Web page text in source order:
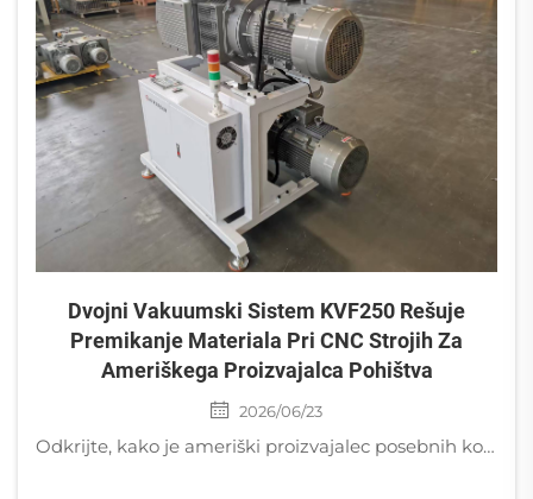
Dvojni Vakuumski Sistem KVF250 Rešuje
Premikanje Materiala Pri CNC Strojih Za
Ameriškega Proizvajalca Pohištva
2026/06/23
Odkrijte, kako je ameriški proizvajalec posebnih kosov pohištva z dvojnim vakuumskim sistemom KVF250 od Golden Bridgeja odpravil premikanje materiala pri CNC strojih in zmanjšal odpadke na nič.